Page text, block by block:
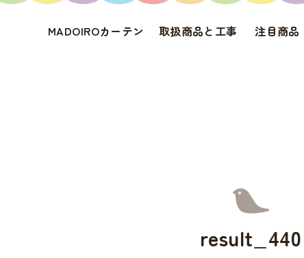
MADOIROカーテン 取扱商品と工事 注目商品
result_440